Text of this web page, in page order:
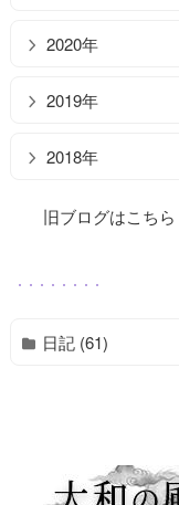
2020年
2019年
2018年
旧ブログはこちら
日記 (61)